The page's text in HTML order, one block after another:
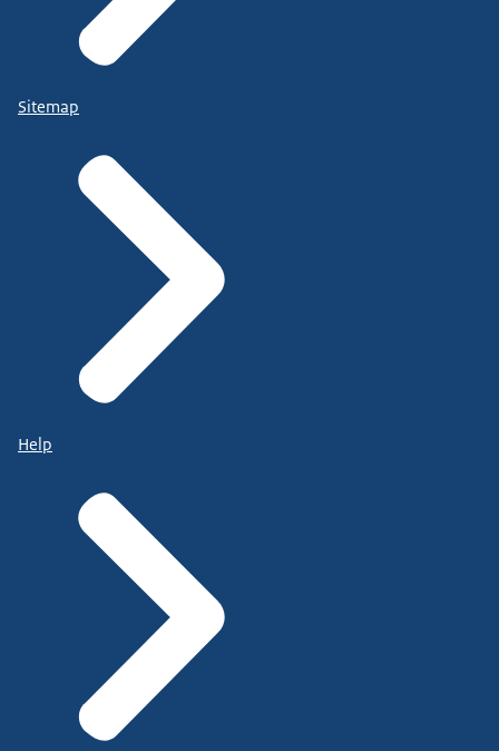
Sitemap
Help